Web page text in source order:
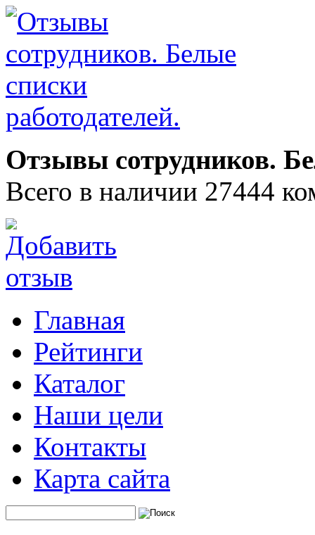
Отзывы сотрудников.
Всего в наличии 27444
Главная
Рейтинги
Каталог
Наши цели
Контакты
Карта сайта